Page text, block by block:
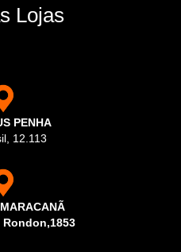
Lojas
PENHA
12.113
Rondon,1853